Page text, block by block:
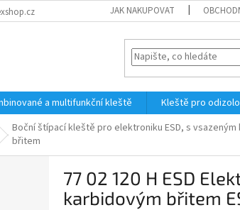
JAK NAKUPOVAT
a multifunkční kleště Kleště pro
Boční štípací kleště pro elektroniku ESD, s
břitem
77 02 120 H ESD
karbidovým břitem